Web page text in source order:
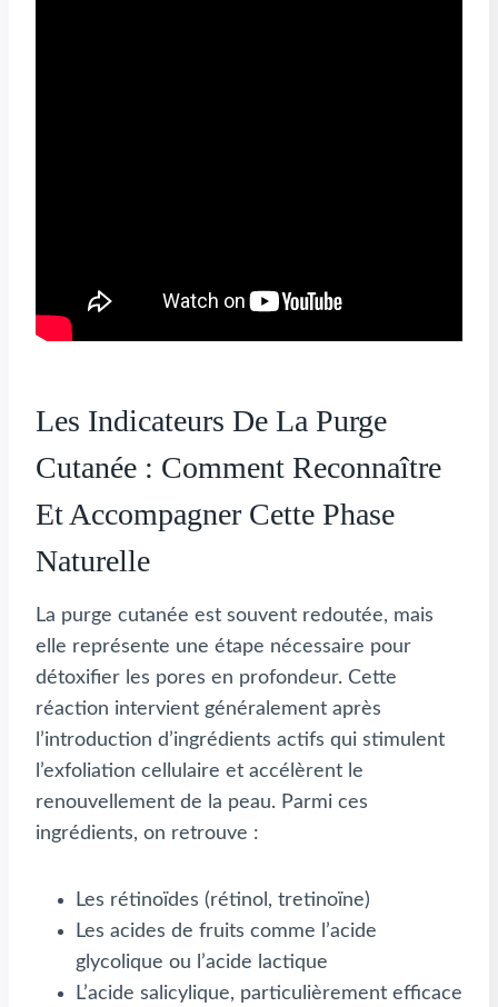
Les Indicateurs De La Purge
Cutanée : Comment Reconnaître
Et Accompagner Cette Phase
Naturelle
La purge cutanée est souvent redoutée, mais
elle représente une étape nécessaire pour
détoxifier les pores en profondeur. Cette
réaction intervient généralement après
l’introduction d’ingrédients actifs qui stimulent
l’exfoliation cellulaire et accélèrent le
renouvellement de la peau. Parmi ces
ingrédients, on retrouve :
Les rétinoïdes (rétinol, tretinoïne)
Les acides de fruits comme l’acide
glycolique ou l’acide lactique
L’acide salicylique, particulièrement efficace